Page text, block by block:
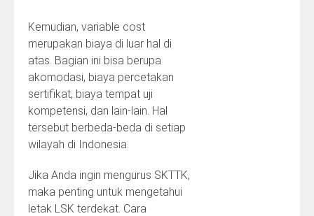
Kemudian, variable cost
merupakan biaya di luar hal di
atas. Bagian ini bisa berupa
akomodasi, biaya percetakan
sertifikat, biaya tempat uji
kompetensi, dan lain-lain. Hal
tersebut berbeda-beda di setiap
wilayah di Indonesia.
Jika Anda ingin mengurus SKTTK,
maka penting untuk mengetahui
letak LSK terdekat. Cara